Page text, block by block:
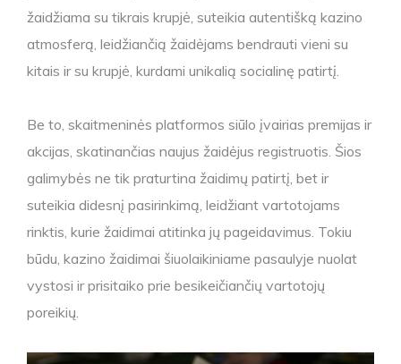
žaidžiama su tikrais krupjė, suteikia autentišką kazino
atmosferą, leidžiančią žaidėjams bendrauti vieni su
kitais ir su krupjė, kurdami unikalią socialinę patirtį.
Be to, skaitmeninės platformos siūlo įvairias premijas ir
akcijas, skatinančias naujus žaidėjus registruotis. Šios
galimybės ne tik praturtina žaidimų patirtį, bet ir
suteikia didesnį pasirinkimą, leidžiant vartotojams
rinktis, kurie žaidimai atitinka jų pageidavimus. Tokiu
būdu, kazino žaidimai šiuolaikiniame pasaulyje nuolat
vystosi ir prisitaiko prie besikeičiančių vartotojų
poreikių.